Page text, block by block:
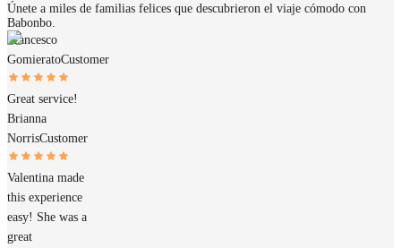
Únete a miles de familias felices que descubrieron el viaje cómodo con
Babonbo.
Francesco
GomieratoCustomer
Great service!
Brianna
NorrisCustomer
Valentina made
this experience
easy! She was a
great